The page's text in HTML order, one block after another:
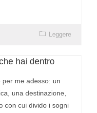
Leggere
hai dentro
per me adesso: un
una destinazione,
con cui divido i sogni